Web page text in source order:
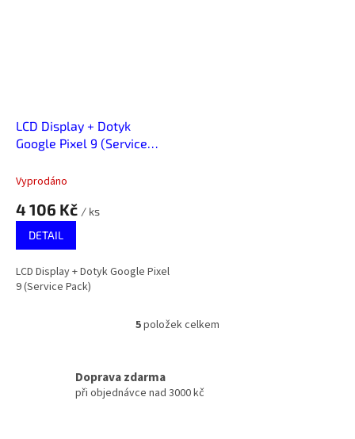
LCD Display + Dotyk
Google Pixel 9 (Service
Vyprodáno
4 106 Kč / ks
DETAIL
LCD Display + Dotyk Google Pixel
9 (Service Pack)
O
d
5položek celkem
Doprava zdarma
při objednávce nad 3000 kč